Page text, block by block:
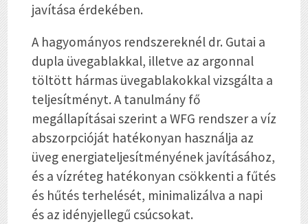
javítása érdekében.
A hagyományos rendszereknél dr. Gutai a
dupla üvegablakkal, illetve az argonnal
töltött hármas üvegablakokkal vizsgálta a
teljesítményt. A tanulmány fő
megállapításai szerint a WFG rendszer a víz
abszorpcióját hatékonyan használja az
üveg energiateljesítményének javításához,
és a vízréteg hatékonyan csökkenti a fűtés
és hűtés terhelését, minimalizálva a napi
és az idényjellegű csúcsokat.